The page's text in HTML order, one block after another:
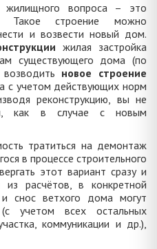
жилищного вопроса – это
Такое строение можно
и возвести новый дом.
жилая застройка
существующего дома (по
новое строение
учетом действующих норм
реконструкцию, вы не
как в случае с новым
тратиться на демонтаж
в процессе строительного
этот вариант сразу и
расчётов, в конкретной
снос ветхого дома могут
учетом всех остальных
коммуникации и др.),